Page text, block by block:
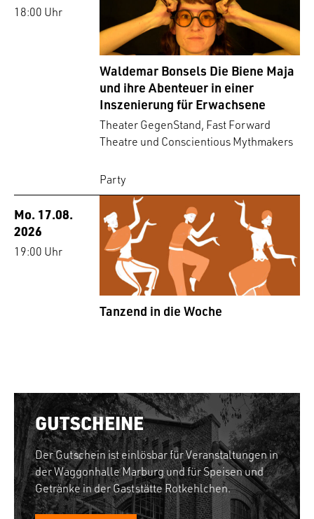
18:00 Uhr
Waldemar Bonsels Die Biene Maja
und ihre Abenteuer in einer
Inszenierung für Erwachsene
Theater GegenStand, Fast Forward
Theatre und Conscientious Mythmakers
Party
Mo. 17.08.
2026
19:00 Uhr
Tanzend in die Woche
GUTSCHEINE
Der Gutschein ist einlösbar für Veranstaltungen in
der Waggonhalle Marburg und für Speisen und
Getränke in der Gaststätte Rotkehlchen.